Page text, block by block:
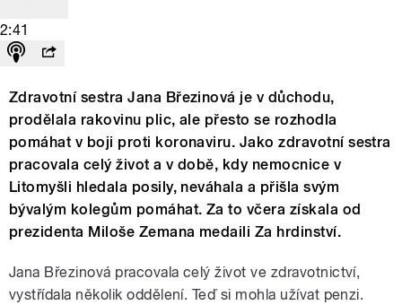
2:41
Zdravotní sestra Jana Březinová je v důchodu,
prodělala rakovinu plic, ale přesto se rozhodla
pomáhat v boji proti koronaviru. Jako zdravotní sestra
pracovala celý život a v době, kdy nemocnice v
Litomyšli hledala posily, neváhala a přišla svým
bývalým kolegům pomáhat. Za to včera získala od
prezidenta Miloše Zemana medaili Za hrdinství.
Jana Březinová pracovala celý život ve zdravotnictví,
vystřídala několik oddělení. Teď si mohla užívat penzi.